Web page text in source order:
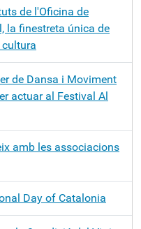
de l'Oficina de
la finestreta única de
de Dansa i Moviment
actuar al Festival Al
amb les associacions
Day of Catalonia